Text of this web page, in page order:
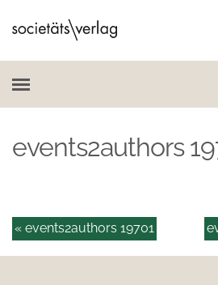
events2authors
« events2authors 19701